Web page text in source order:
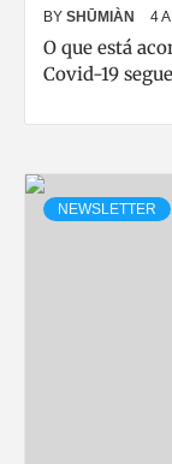
BY SHŪMIÀN 4
O que está
Covid-19
NEWSLETTER